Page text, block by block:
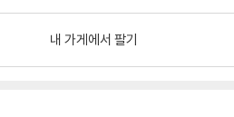
내 가게에서 팔기